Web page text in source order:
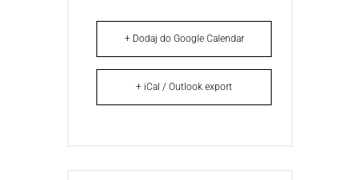
+ Dodaj do Google Calendar
+ iCal / Outlook export